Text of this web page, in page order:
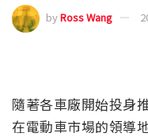
byRoss Wang
隨著各車廠開始投身
在電動車市場的領導